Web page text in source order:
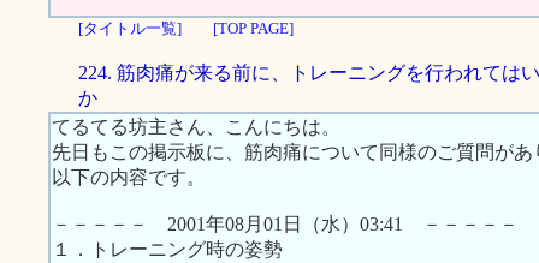
[タイトル一覧] [TOP PAGE]
224. 筋肉痛が来る前に、トレーニングを行われては
か
てるてる坊主さん、こんにちは。
先日もこの掲示板に、筋肉痛について同様のご質問が
以下の内容です。
－－－－－ 2001年08月01日（水）03:41 －－－－－
１．トレーニング時の姿勢